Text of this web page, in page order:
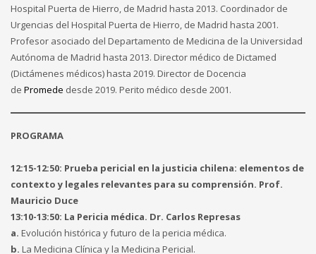
Hospital Puerta de Hierro, de Madrid hasta 2013. Coordinador de
Urgencias del Hospital Puerta de Hierro, de Madrid hasta 2001.
Profesor asociado del Departamento de Medicina de la Universidad
Autónoma de Madrid hasta 2013. Director médico de Dictamed
(Dictámenes médicos) hasta 2019. Director de Docencia
de Promede desde 2019. Perito médico desde 2001.
PROGRAMA
12:15-12:50: Prueba pericial en la justicia chilena: elementos de
contexto y legales relevantes para su comprensión. Prof.
Mauricio Duce
13:10-13:50: La Pericia médica. Dr. Carlos Represas
a. Evolución histórica y futuro de la pericia médica.
b. La Medicina Clínica y la Medicina Pericial.